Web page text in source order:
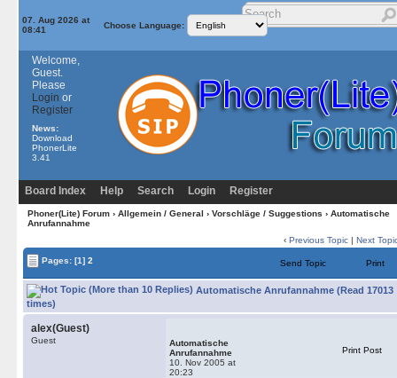
07. Aug 2026 at
08:41
Choose Language:
Welcome,
Guest.
Please
Login or
Register
News:
Download
PhonerLite
3.41
Board Index Help Search Login Register
Phoner(Lite) Forum› Allgemein / General › Vorschläge / Suggestions › Automatische
Anrufannahme
‹ Previous Topic | Next
Pages: [1] 2 Send Topic Print
Automatische Anrufannahme (Read 17013
times)
alex(Guest)
Guest
Automatische
Anrufannahme
10. Nov 2005 at
20:23
Print Post